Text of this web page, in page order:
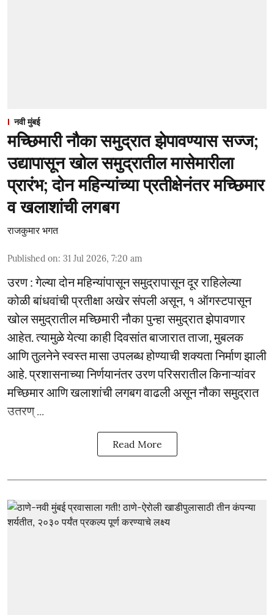
नवी मुंबई
मच्छिमारी नौका समुद्रात झेपावण्यास सज्ज;
उद्यापासून खोल समुद्रातील मासेमारीला
प्रारंभ; दोन महिन्यांच्या प्रतीक्षेनंतर मच्छिमार
व खलाशांची लगबग
राजकुमार भगत
Published on: 31 Jul 2026, 7:20 am
उरण : गेल्या दोन महिन्यांपासून समुद्रापासून दूर राहिलेल्या
कोळी बांधवांची प्रतीक्षा अखेर संपली असून, १ ऑगस्टपासून
खोल समुद्रातील मच्छिमारी नौका पुन्हा समुद्रात झेपावणार
आहेत. त्यामुळे येत्या काही दिवसांत बाजारात ताजा, मुबलक
आणि तुलनेने स्वस्त मासा उपलब्ध होण्याची शक्यता निर्माण झाली
आहे. प्रशासनाच्या निर्णयानंतर उरण परिसरातील किनाऱ्यांवर
मच्छिमार आणि खलाशांची लगबग वाढली असून नौका समुद्रात
उतरण् ...
Read More